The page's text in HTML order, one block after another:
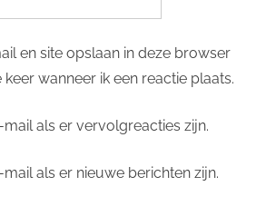
en site opslaan in deze browser
wanneer ik een reactie plaats.
als er vervolgreacties zijn.
als er nieuwe berichten zijn.